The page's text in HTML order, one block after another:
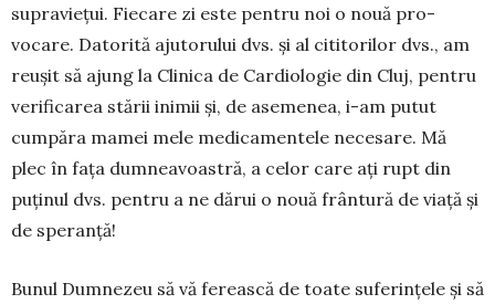
supraviețui. Fie­care zi este pentru noi o nouă pro­
vocare. Datorită ajutorului dvs. şi al cititorilor dvs., am
reușit să ajung la Clinica de Cardiologie din Cluj, pentru
verificarea stării inimii și, de ase­menea, i-am putut
cumpăra ma­mei mele me­dicamentele necesare. Mă
plec în fața dumnea­voastră, a celor care ați rupt din
puținul dvs. pentru a ne dărui o nouă frântură de viață și
de speranță!
Bunul Dumnezeu să vă ferească de toate sufe­rin­țele și să